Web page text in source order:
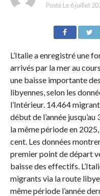
Posté Le 6 juillet
L’Italie a enregistré une
arrivés par la mer au
une baisse importante
libyennes, selon les
l’Intérieur. 14.464
début de l’année
la même période en
cent. Les données
premier point de départ
baisse des effectifs.
migrants via la route
même période l’année